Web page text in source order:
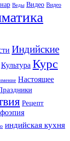
Веды Видео Видео
Индийские
Культура Курс
Настоящее
Рецепт
индийская кухня